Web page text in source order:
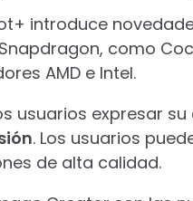
introduce
como
AMD e Intel.
usuarios expresar
. Los usuarios
de alta calidad.